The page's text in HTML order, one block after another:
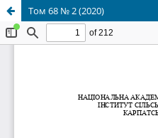
Том 68 № 2 (2020)